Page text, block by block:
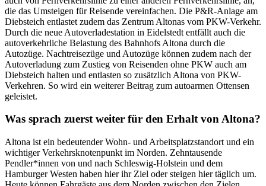
die das Umsteigen für Reisende vereinfachen. Die P&R-Anlage am
Diebsteich entlastet zudem das Zentrum Altonas vom PKW-Verkehr.
Durch die neue Autoverladestation in Eidelstedt entfällt auch die
autoverkehrliche Belastung des Bahnhofs Altona durch die
Autozüge. Nachtreisezüge und Autozüge können zudem nach der
Autoverladung zum Zustieg von Reisenden ohne PKW auch am
Diebsteich halten und entlasten so zusätzlich Altona von PKW-
Verkehren. So wird ein weiterer Beitrag zum autoarmen Ottensen
geleistet.
Was sprach zuerst weiter für den Erhalt von Altona?
Altona ist ein bedeutender Wohn- und Arbeitsplatzstandort und ein
wichtiger Verkehrsknotenpunkt im Norden. Zehntausende
Pendler*innen von und nach Schleswig-Holstein und dem
Hamburger Westen haben hier ihr Ziel oder steigen hier täglich um.